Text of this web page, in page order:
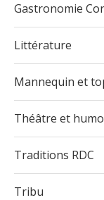
Gastronomie
Littérature
Mannequin et
Théâtre et
Traditions RDC
Tribu